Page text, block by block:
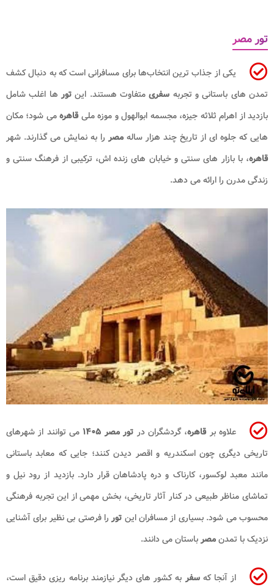
تور مصر
یکی از جذاب‌ ترین انتخاب‌ها برای مسافرانی است که به دنبال کشف
تمدن ‌های باستانی و تجربه سفری متفاوت هستند. این تور ها اغلب شامل
بازدید از اهرام ثلاثه جیزه، مجسمه ابوالهول و موزه ملیقاهرهمی‌ شود؛ مکان
‌هایی که جلوه ‌ای از تاریخ چند هزار ساله مصر را به نمایش می‌ گذارند. شهر
قاهره، با بازار های سنتی و خیابان‌ های زنده ‌اش، ترکیبی از فرهنگ سنتی و
زندگی مدرن را ارائه می‌ دهد.
علاوه برقاهره، گردشگران در تور مصر ۱۴۰۵
می‌ توانند از شهرهای
تاریخی دیگری چون اسکندریه و اقصر دیدن کنند؛ جایی که معابد باستانی
مانند معبد لوکسور، کارناک و دره پادشاهان قرار دارد. بازدید از رود نیل و
تماشای مناظر طبیعی در کنار آثار تاریخی، بخش مهمی از این تجربه فرهنگی
محسوب می ‌شود. بسیاری از مسافران این توررا فرصتی بی ‌نظیر برای آشنایی
نزدیک با تمدنمصرباستان می ‌دانند.
از آنجا کهسفر به کشور های دیگر نیازمند برنامه ‌ریزی دقیق است،